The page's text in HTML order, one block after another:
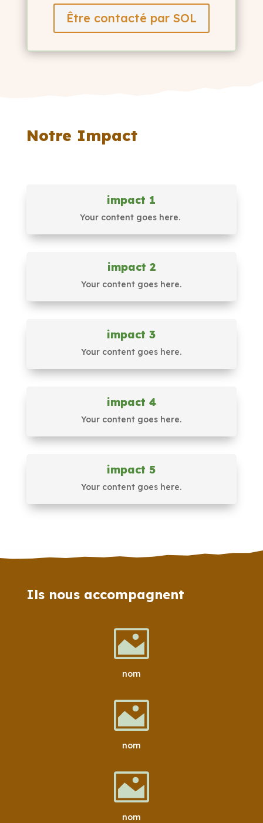
Être contacté par SOL
Notre Impact
impact 1
Your content goes here.
impact 2
Your content goes here.
impact 3
Your content goes here.
impact 4
Your content goes here.
impact 5
Your content goes here.
Ils nous accompagnent

nom

nom

nom